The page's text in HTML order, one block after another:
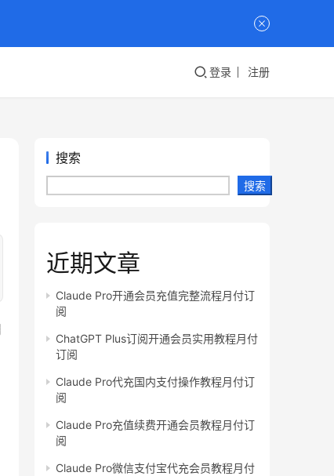
登录 注册
搜索
搜索
近期文章
Claude Pro开通会员充值完整流程月付订
阅
ChatGPT Plus订阅开通会员实用教程月付
订阅
Claude Pro代充国内支付操作教程月付订
阅
Claude Pro充值续费开通会员教程月付订
阅
Claude Pro微信支付宝代充会员教程月付